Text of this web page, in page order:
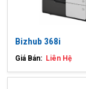
Bizhub 368i
Giá Bán: Liên Hệ